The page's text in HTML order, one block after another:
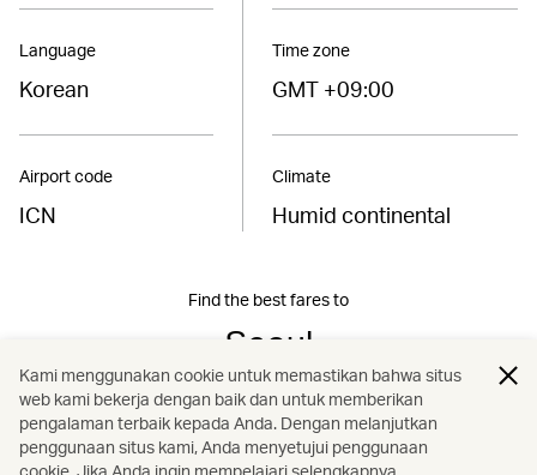
Language
Korean
Airport code
ICN
Time zone
GMT +09:00
Climate
Humid continental
Find the best fares to
Seoul
Book now
Kami menggunakan cookie untuk memastikan bahwa situs
web kami bekerja dengan baik dan untuk memberikan
pengalaman terbaik kepada Anda. Dengan melanjutkan
penggunaan situs kami, Anda menyetujui penggunaan
cookie. Jika Anda ingin mempelajari selengkapnya